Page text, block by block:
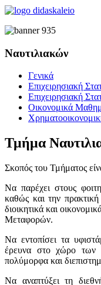
Ναυτιλιακών
Γενικά
Επιχειρησιακή
Επιχειρησιακή
Οικονομικά
Τμήμα
Σκοπός του Τμήματος
Να παρέχει στους
καθώς και την
διοικητικά και
Μεταφορών.
Να εντοπίσει τα
έρευνα στο χώρο των
πολύμορφα και
Να αναπτύξει τη